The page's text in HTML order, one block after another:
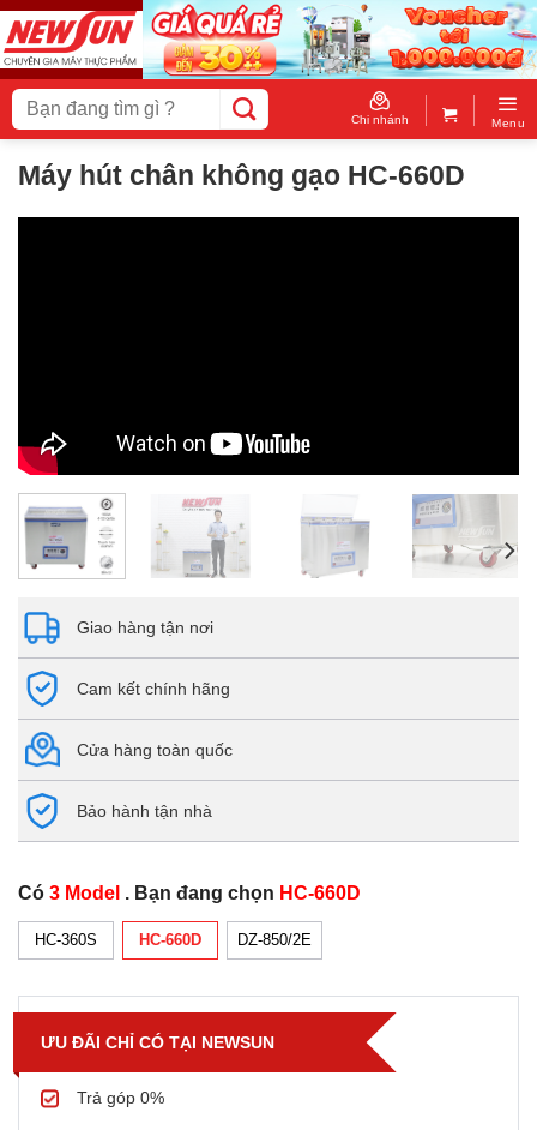
Skip
to
content
Tìm
kiếm:
Chi nhánh Menu
Máy hút chân không gạo HC-660D
Giao hàng tận nơi
Cam kết chính hãng
Cửa hàng toàn quốc
Bảo hành tận nhà
Có 3 Model . Bạn đang chọn HC-660D
HC-360S HC-660D DZ-850/2E
ƯU ĐÃI CHỈ CÓ TẠI NEWSUN
Trả góp 0%